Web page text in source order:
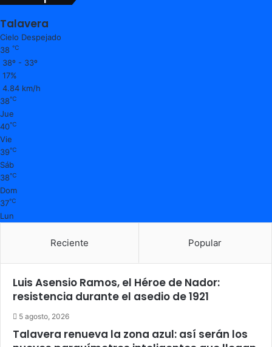
Talavera
Cielo Despejado
38 ℃
38º - 33º
17%
4.84 km/h
38℃
Jue
40℃
Vie
39℃
Sáb
38℃
Dom
37℃
Lun
Reciente Popular
Luis Asensio Ramos, el Héroe de Nador:
resistencia durante el asedio de 1921
5 agosto, 2026
Talavera renueva la zona azul: así serán los